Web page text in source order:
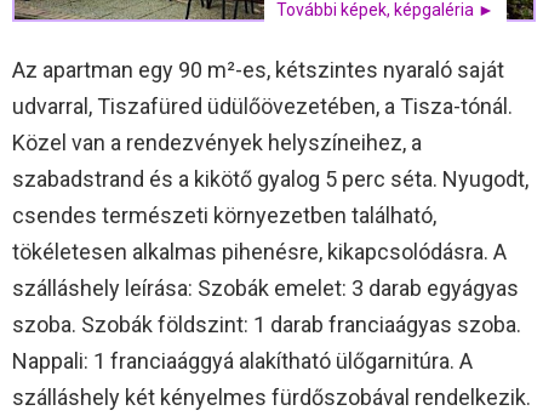
További képek, képgaléria ►
Az apartman egy 90 m²-es, kétszintes nyaraló saját
udvarral, Tiszafüred üdülőövezetében, a Tisza-tónál.
Közel van a rendezvények helyszíneihez, a
szabadstrand és a kikötő gyalog 5 perc séta. Nyugodt,
csendes természeti környezetben található,
tökéletesen alkalmas pihenésre, kikapcsolódásra. A
szálláshely leírása: Szobák emelet: 3 darab egyágyas
szoba. Szobák földszint: 1 darab franciaágyas szoba.
Nappali: 1 franciaággyá alakítható ülőgarnitúra. A
szálláshely két kényelmes fürdőszobával rendelkezik.